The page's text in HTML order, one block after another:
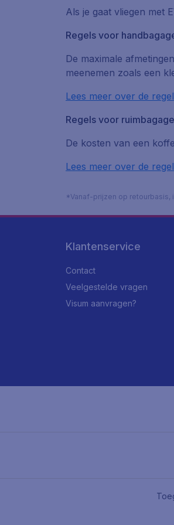
Als je gaat vliegen met
Regels voor
De maximale
meenemen zoals een
Lees meer over de
Regels voor
De kosten van een
Lees meer over de
*Vanaf-prijzen op retourbasis,
Klantenservice
Contact
Veelgestelde vragen
Visum aanvragen?